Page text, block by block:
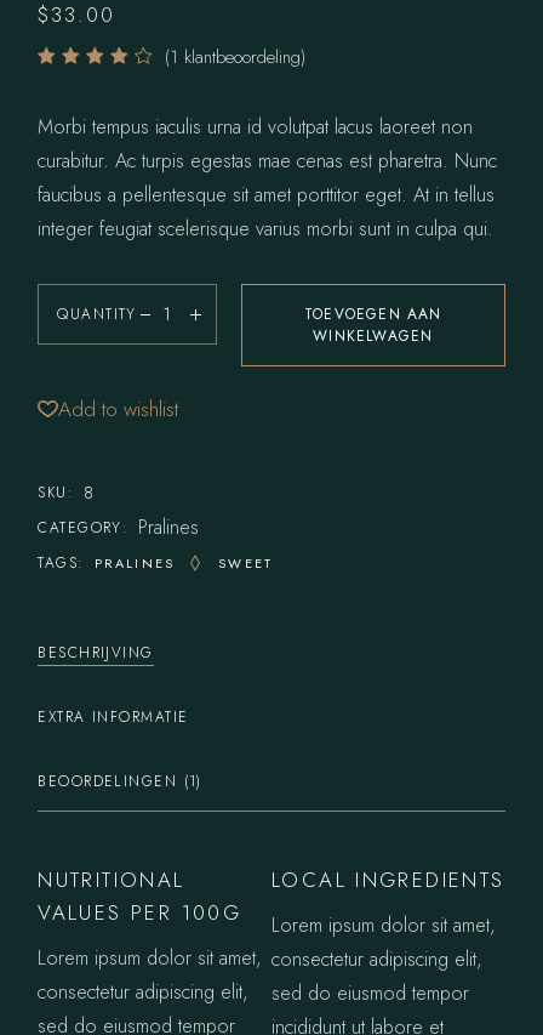
$33.00
(1 klantbeoordeling)
Morbi tempus iaculis urna id volutpat lacus laoreet non
curabitur. Ac turpis egestas mae cenas est pharetra. Nunc
faucibus a pellentesque sit amet porttitor eget. At in tellus
integer feugiat scelerisque varius morbi sunt in culpa qui.
QUANTITY
TOEVOEGEN AAN
WINKELWAGEN
Add to wishlist
SKU: 8
CATEGORY: Pralines
TAGS: PRALINES SWEET
BESCHRIJVING
EXTRA INFORMATIE
BEOORDELINGEN (1)
NUTRITIONAL
VALUES PER 100G
Lorem ipsum dolor sit amet,
consectetur adipiscing elit,
sed do eiusmod tempor
LOCAL INGREDIENTS
Lorem ipsum dolor sit amet,
consectetur adipiscing elit,
sed do eiusmod tempor
incididunt ut labore et